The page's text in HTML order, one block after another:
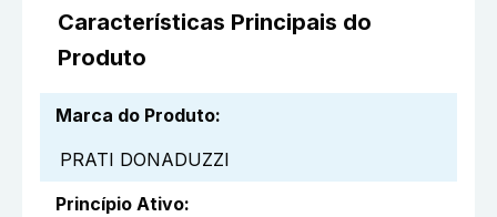
Características Principais do
Produto
Marca do Produto:
PRATI DONADUZZI
Princípio Ativo: